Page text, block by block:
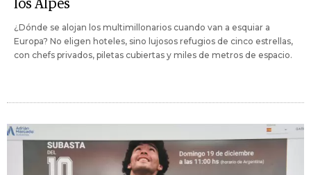
los Alpes
¿Dónde se alojan los multimillonarios cuando van a esquiar a
Europa? No eligen hoteles, sino lujosos refugios de cinco estrellas,
con chefs privados, piletas cubiertas y miles de metros de espacio.